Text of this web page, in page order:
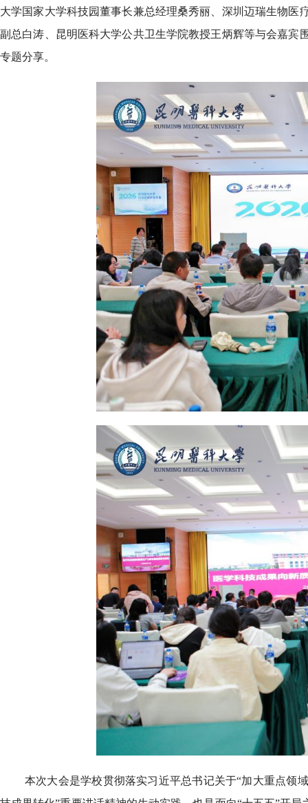
大学国家大学科技园董事长兼总经理桑秀丽、深圳迈瑞生物
副总白涛、昆明医科大学公共卫生学院教授王炳辉等与会嘉
专题分享。
本次大会是学校贯彻落实习近平总书记关于“加大重点领